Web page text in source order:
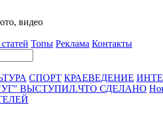
видео
Топы Реклама Контакты
СПОРТ КРАЕВЕДЕНИЕ
ВЫСТУПИЛ.ЧТО СДЕЛАНО